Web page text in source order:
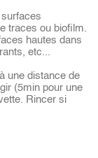
traces ou biofilm.
hautes dans
etc...
une distance de
(5min pour une
Rincer si